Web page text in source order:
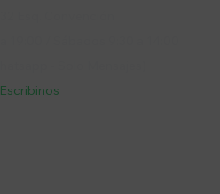
Escribinos